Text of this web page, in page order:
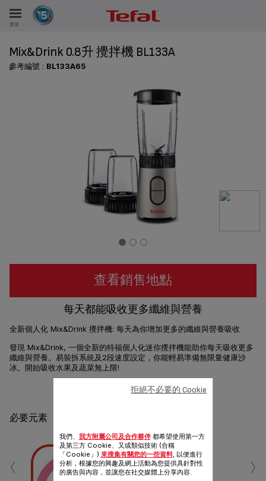
選單
Mix&Drink 0.8升 攪拌機 BL133A
參考編號 : BL133A65
查看銷售地點
每天都能吸收更多纖維與營養
全新個人化 Mix&Drink 攪拌機: 每天為你增加更多的纖維與營養吸收
發現 Mix&Drink, 一個全新的特福個人化迷你攪拌機能助你每天吸收更多
纖維與營養。易裝拆系統及2段速度設定，你能輕易準備無限量健康沙
冰。開始吸收水果及蔬菜無上限!
發送
必要元素
‹ ›
我們、 我方附屬公司及合作夥伴都希望使用第一方
及第三方 Cookie、又或類似技術 (合稱
「Cookie」) 來搜集有關您的一些資料, 以便進行
分析，根據您的興趣及網上活動為您提供具針對性
的廣告與內容，並讓您在社交媒體上分享內容.
拒絕不必要的 Cookie